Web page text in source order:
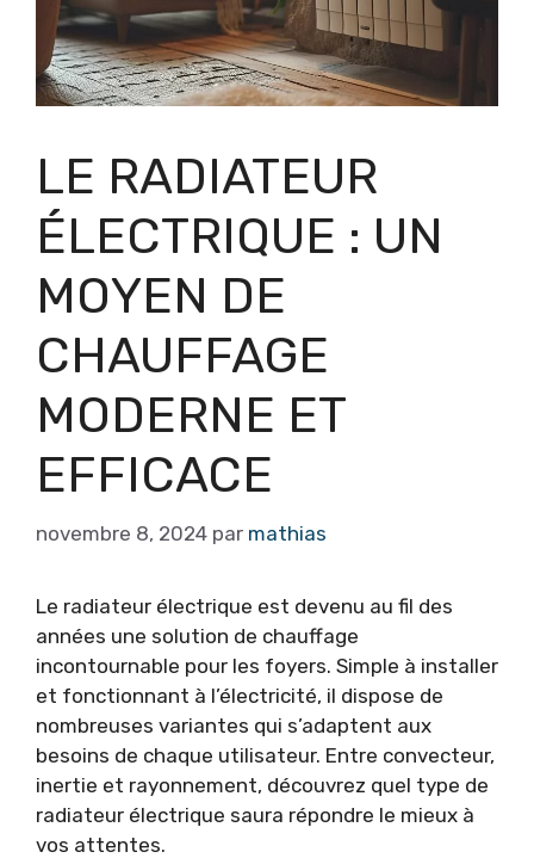
LE RADIATEUR
ÉLECTRIQUE : UN
MOYEN DE
CHAUFFAGE
MODERNE ET
EFFICACE
novembre 8, 2024 par mathias
Le radiateur électrique est devenu au fil des
années une solution de chauffage
incontournable pour les foyers. Simple à installer
et fonctionnant à l’électricité, il dispose de
nombreuses variantes qui s’adaptent aux
besoins de chaque utilisateur. Entre convecteur,
inertie et rayonnement, découvrez quel type de
radiateur électrique saura répondre le mieux à
vos attentes.